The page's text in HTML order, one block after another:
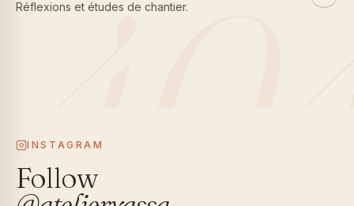
Réflexions et études de chantier.
INSTAGRAM
Follow